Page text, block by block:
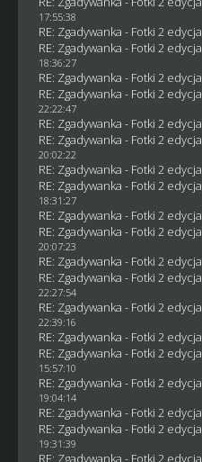
17:55:38
RE: Zgadywanka - Fotki 2 edycja
RE: Zgadywanka - Fotki 2 edycja
18:36:27
RE: Zgadywanka - Fotki 2 edycja
RE: Zgadywanka - Fotki 2 edycja
22:22:47
RE: Zgadywanka - Fotki 2 edycja
RE: Zgadywanka - Fotki 2 edycja
20:02:22
RE: Zgadywanka - Fotki 2 edycja
RE: Zgadywanka - Fotki 2 edycja
18:31:27
RE: Zgadywanka - Fotki 2 edycja
RE: Zgadywanka - Fotki 2 edycja
20:07:23
RE: Zgadywanka - Fotki 2 edycja
RE: Zgadywanka - Fotki 2 edycja
22:27:54
RE: Zgadywanka - Fotki 2 edycja
22:39:16
RE: Zgadywanka - Fotki 2 edycja
RE: Zgadywanka - Fotki 2 edycja
15:57:10
RE: Zgadywanka - Fotki 2 edycja
19:04:14
RE: Zgadywanka - Fotki 2 edycja
RE: Zgadywanka - Fotki 2 edycja
19:31:39
RE: Zgadywanka - Fotki 2 edycja